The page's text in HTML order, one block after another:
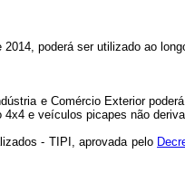
poderá ser utilizado ao
e Comércio Exterior
e veículos picapes não
- TIPI, aprovada pelo